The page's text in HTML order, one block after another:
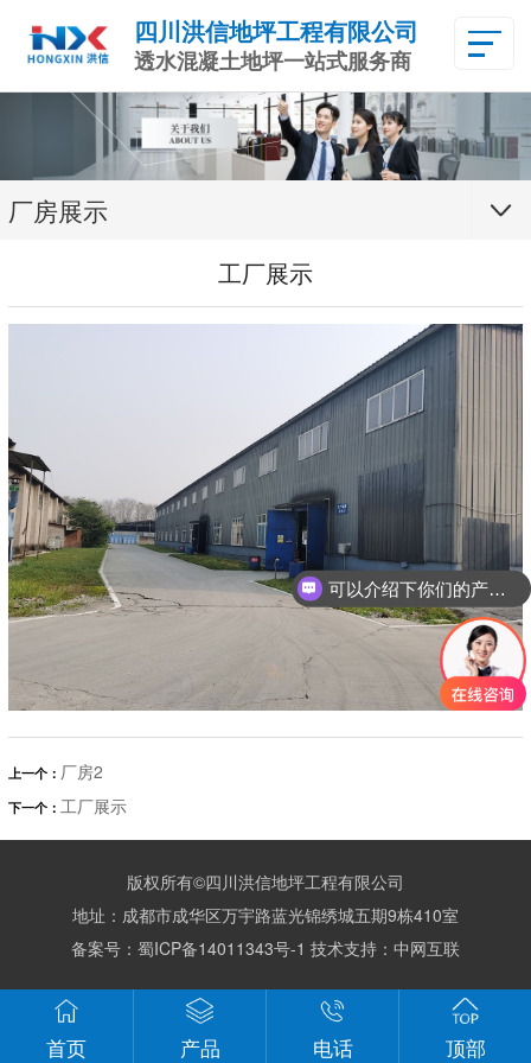
四川洪信地坪工程有限公司
透水混凝土地坪一站式服务商
厂房展示
工厂展示
上一个： 厂房2
下一个： 工厂展示
版权所有©四川洪信地坪工程有限公司
地址：成都市成华区万宇路蓝光锦绣城五期9栋410室
备案号： 蜀ICP备14011343号-1 技术支持： 中网互联
首页 产品 电话 顶部
可以介绍下你们的产品么？